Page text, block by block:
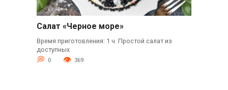
Салат «Черное море»
Время приготовления: 1 ч. Простой салат из
доступных
0 369